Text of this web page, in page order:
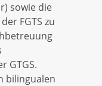
sowie die
FGTS zu
GTGS.
bilingualen